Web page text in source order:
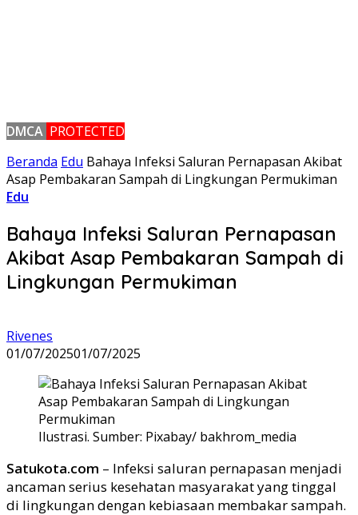
DMCA PROTECTED
Beranda Edu Bahaya Infeksi Saluran Pernapasan Akibat
Asap Pembakaran Sampah di Lingkungan Permukiman
Edu
Bahaya Infeksi Saluran Pernapasan
Akibat Asap Pembakaran Sampah di
Lingkungan Permukiman
Rivenes
01/07/202501/07/2025
Ilustrasi. Sumber: Pixabay/ bakhrom_media
Satukota.com – Infeksi saluran pernapasan menjadi
ancaman serius kesehatan masyarakat yang tinggal
di lingkungan dengan kebiasaan membakar sampah.